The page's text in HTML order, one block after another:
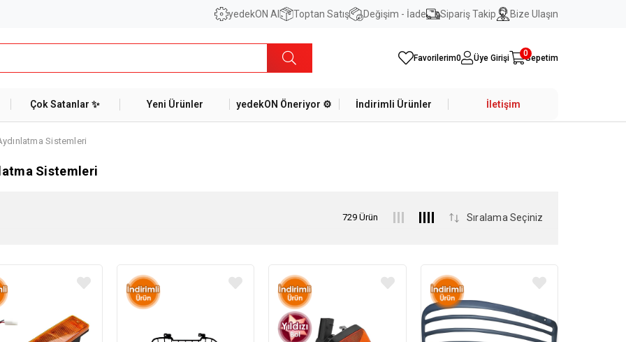
yedekON AI Toptan Satış Değişim - İade Sipariş Takip Bize Ulaşın
Favorilerim0 Üye Girişi Sepetim
0
Çok Satanlar ✨ Yeni Ürünler yedekON Öneriyor ⚙️ İndirimli Ürünler İletişim
Sistemleri
Sistemleri
729 Ürün